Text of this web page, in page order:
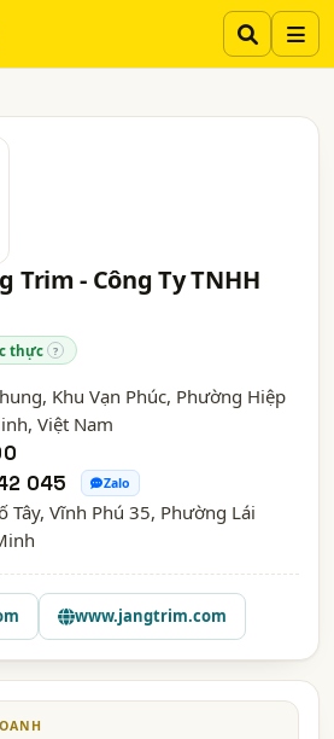
Trim - Công Ty TNHH
thực ?
Khu Vạn Phúc, Phường Hiệp
, Việt Nam
045 Zalo
Tây, Vĩnh Phú 35, Phường Lái
www.jangtrim.com